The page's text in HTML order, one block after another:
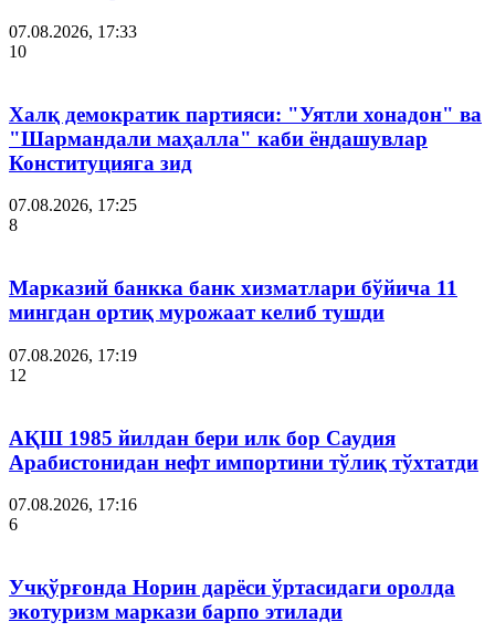
07.08.2026, 17:33
10
Халқ демократик партияси: "Уятли хонадон" ва
"Шармандали маҳалла" каби ёндашувлар
Конституцияга зид
07.08.2026, 17:25
8
Марказий банкка банк хизматлари бўйича 11
мингдан ортиқ мурожаат келиб тушди
07.08.2026, 17:19
12
АҚШ 1985 йилдан бери илк бор Саудия
Арабистонидан нефт импортини тўлиқ тўхтатди
07.08.2026, 17:16
6
Учқўрғонда Норин дарёси ўртасидаги оролда
экотуризм маркази барпо этилади